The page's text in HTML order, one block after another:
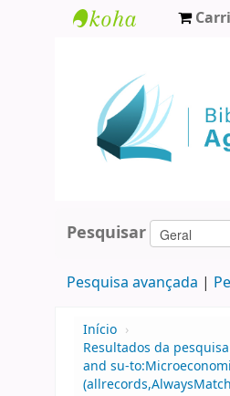
Agamenon
Magalhães
Pesquisar
Pesquisa avançada
Início ›
Resultados da
and su-